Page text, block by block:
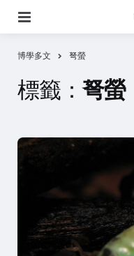
博學多文 弩螢
標籤：弩螢